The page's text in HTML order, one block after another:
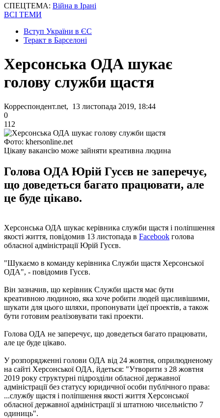
СПЕЦТЕМА: Війна в Ірані
ВСІ ТЕМИ
Вступ України в ЄС
Теракт в Барселоні
Херсонська ОДА шукає
голову служби щастя
Корреспондент.net, 13 листопада 2019, 18:44
0
112
Фото: khersonline.net
Цікаву вакансію може зайняти креативна людина
Голова ОДА Юрій Гусєв не заперечує,
що доведеться багато працювати, але
це буде цікаво.
Херсонська ОДА шукає керівника служби щастя і поліпшення
якості життя, повідомив 13 листопада в Facebook голова
обласної адміністрації Юрій Гусєв.
"Шукаємо в команду керівника Служби щастя Херсонської
ОДА", - повідомив Гусєв.
Він зазначив, що керівник Служби щастя має бути
креативною людиною, яка хоче робити людей щасливішими,
шукати для цього шляхи, пропонувати ідеї проектів, а також
бути готовим реалізовувати такі проекти.
Голова ОДА не заперечує, що доведеться багато працювати,
але це буде цікаво.
У розпорядженні голови ОДА від 24 жовтня, оприлюдненому
на сайті Херсонської ОДА, йдеться: "Утворити з 28 жовтня
2019 року структурні підрозділи обласної державної
адміністрації без статусу юридичної особи публічного права:
...службу щастя і поліпшення якості життя Херсонської
обласної державної адміністрації зі штатною чисельністю 7
одиниць".